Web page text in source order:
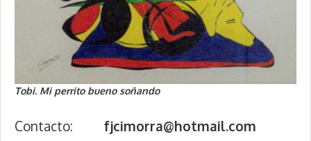
Tobi. Mi perrito bueno soñando
Contacto: fjcimorra@hotmail.com